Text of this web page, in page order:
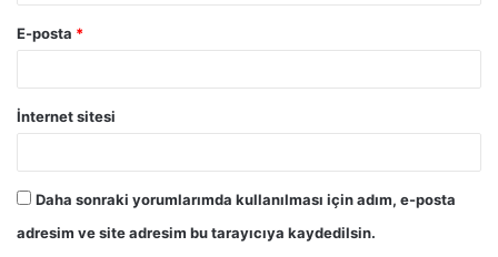
E-posta *
İnternet sitesi
Daha sonraki yorumlarımda kullanılması için adım, e-posta
adresim ve site adresim bu tarayıcıya kaydedilsin.